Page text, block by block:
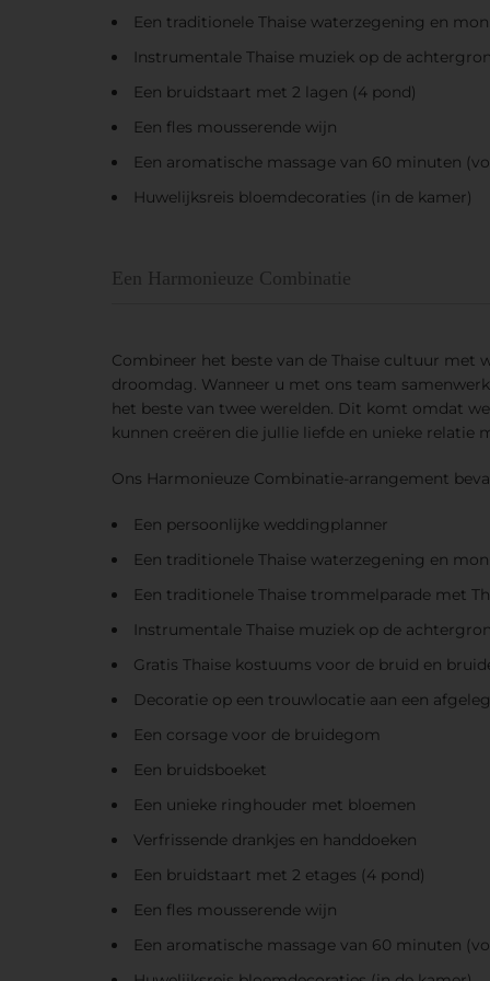
Een traditionele Thaise waterzegening en
Instrumentale Thaise muziek op de
Een bruidstaart met 2 lagen (4 pond)
Een fles mousserende wijn
Een aromatische massage van 60 minuten
Huwelijksreis bloemdecoraties (in de kamer)
Een Harmonieuze Combinatie
Combineer het beste van de Thaise cultuur met
droomdag. Wanneer u met ons team
het beste van twee werelden. Dit komt omdat
kunnen creëren die jullie liefde en unieke relatie
Ons Harmonieuze Combinatie-arrangement
Een persoonlijke weddingplanner
Een traditionele Thaise waterzegening en
Een traditionele Thaise trommelparade met
Instrumentale Thaise muziek op de
Gratis Thaise kostuums voor de bruid en
Decoratie op een trouwlocatie aan een
Een corsage voor de bruidegom
Een bruidsboeket
Een unieke ringhouder met bloemen
Verfrissende drankjes en handdoeken
Een bruidstaart met 2 etages (4 pond)
Een fles mousserende wijn
Een aromatische massage van 60 minuten